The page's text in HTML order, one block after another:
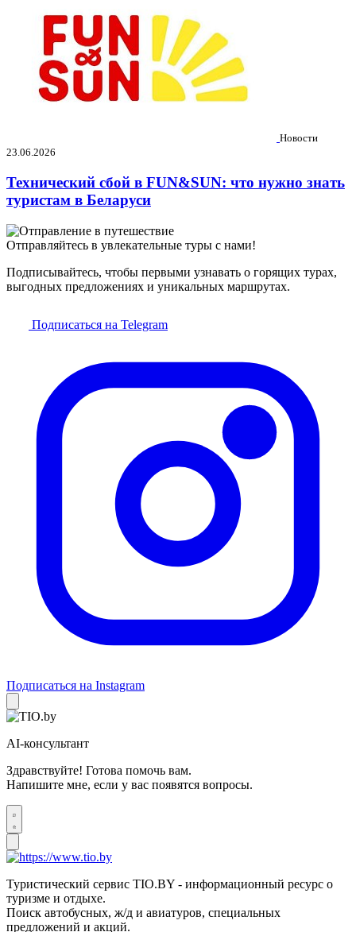
Новости
23.06.2026
Технический сбой в FUN&SUN: что нужно знать
туристам в Беларуси
Отправляйтесь в увлекательные туры с нами!
Подписывайтесь, чтобы первыми узнавать о горящих турах,
выгодных предложениях и уникальных маршрутах.
Подписаться на Telegram
Подписаться на Instagram
AI-консультант
Здравствуйте! Готова помочь вам.
Напишите мне, если у вас появятся вопросы.
Туристический сервис TIO.BY - информационный ресурс о
туризме и отдыхе.
Поиск автобусных, ж/д и авиатуров, специальных
предложений и акций.